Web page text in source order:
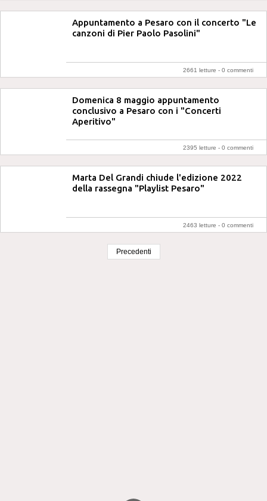
Appuntamento a Pesaro con il concerto "Le
canzoni di Pier Paolo Pasolini"
2661 letture - 0 commenti
Domenica 8 maggio appuntamento
conclusivo a Pesaro con i "Concerti
Aperitivo"
2395 letture - 0 commenti
Marta Del Grandi chiude l'edizione 2022
della rassegna "Playlist Pesaro"
2463 letture - 0 commenti
Precedenti